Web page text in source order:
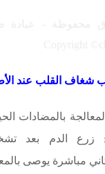
شغاف القلب عند
بالمضادات
زرع الدم بعد